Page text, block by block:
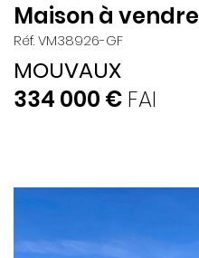
Maison à vendre
Réf. VM38926-GF
MOUVAUX
334 000 € FAI